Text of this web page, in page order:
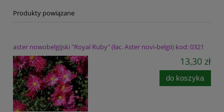
Produkty powiązane
aster nowobelgijski "Royal Ruby" (łac. Aster novi-belgii) kod: 0321
13,30 zł
do koszyka